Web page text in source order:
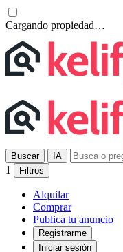
Cargando propiedad…
Buscar IA
1 Filtros
Alquilar
Comprar
Publica tu anuncio
Registrarme
Iniciar sesión